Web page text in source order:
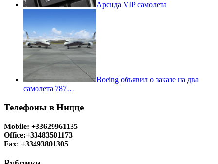
Аренда VIP самолета
Boeing объявил о заказе на два
самолета 787…
Телефоны в Ницце
Mobile: +33629961135
Office:+33483501173
Fax: +33493801305